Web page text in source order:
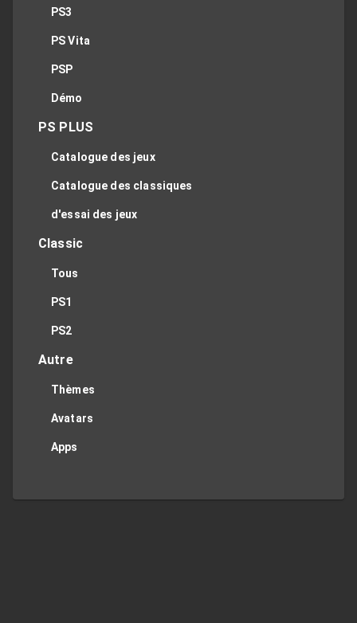
PS3
PS Vita
PSP
Démo
PS PLUS
Catalogue des jeux
Catalogue des classiques
d'essai des jeux
Classic
Tous
PS1
PS2
Autre
Thèmes
Avatars
Apps